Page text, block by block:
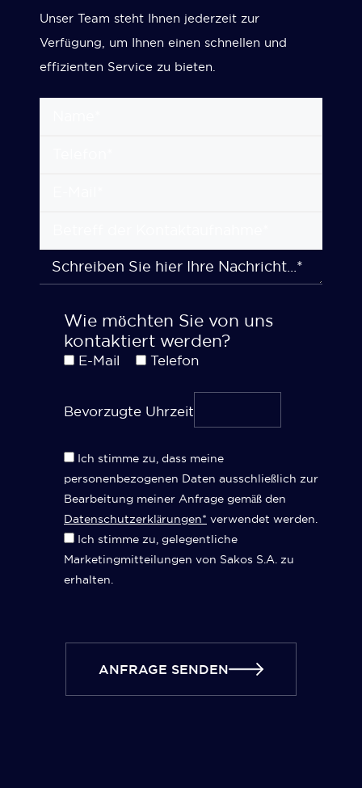
Unser Team steht Ihnen jederzeit zur
Verfügung, um Ihnen einen schnellen und
effizienten Service zu bieten.
Wie möchten Sie von uns
kontaktiert werden?
E-Mail Telefon
Bevorzugte Uhrzeit
Ich stimme zu, dass meine
personenbezogenen Daten ausschließlich zur
Bearbeitung meiner Anfrage gemäß den
Datenschutzerklärungen* verwendet werden.
Ich stimme zu, gelegentliche
Marketingmitteilungen von Sakos S.A. zu
erhalten.
ANFRAGE SENDEN